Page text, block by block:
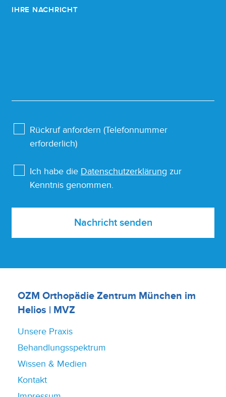
IHRE NACHRICHT
Rückruf anfordern (Telefonnummer
erforderlich)
Ich habe die Datenschutzerklärung zur
Kenntnis genommen.
Nachricht senden
OZM Orthopädie Zentrum München im
Helios | MVZ
Unsere Praxis
Behandlungsspektrum
Wissen & Medien
Kontakt